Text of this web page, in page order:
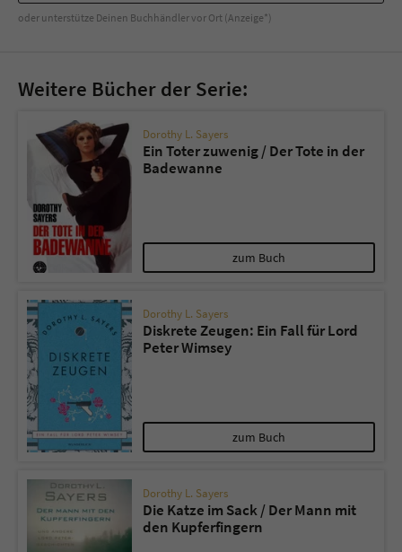
oder unterstütze Deinen Buchhändler vor Ort (Anzeige*)
Weitere Bücher der Serie:
Dorothy L. Sayers
Ein Toter zuwenig / Der Tote in der
Badewanne
zum Buch
Dorothy L. Sayers
Diskrete Zeugen: Ein Fall für Lord
Peter Wimsey
zum Buch
Dorothy L. Sayers
Die Katze im Sack / Der Mann mit
den Kupferfingern
Sicherheitscode des Kontaktformulars zu
überprüfen.